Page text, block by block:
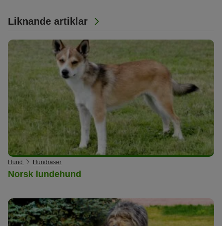
Liknande artiklar
Hund Hundraser
Norsk lundehund